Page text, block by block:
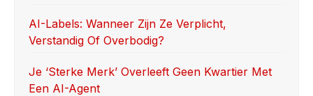
AI-Labels: Wanneer Zijn Ze Verplicht,
Verstandig Of Overbodig?
Je ‘sterke Merk’ Overleeft Geen Kwartier Met
Een AI-Agent